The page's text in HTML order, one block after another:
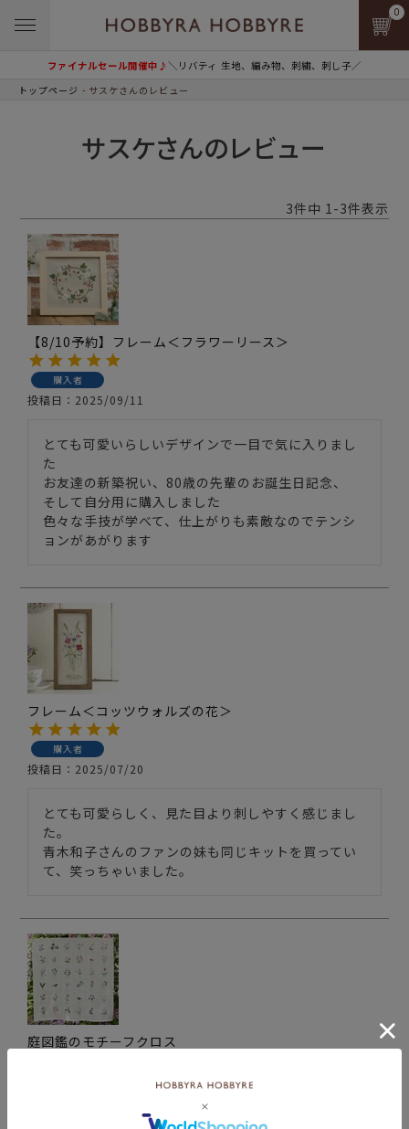
ファイナルセール開催中♪＼リバティ 生地、編み物、刺繍、刺し子／
0
トップページ サスケさんのレビュー
サスケさんのレビュー
3件中 1-3件表示
【8/10予約】フレーム＜フラワーリース＞
購入者
投稿日 2025/09/11
とても可愛いらしいデザインで一目で気に入りまし
た
お友達の新築祝い、80歳の先輩のお誕生日記念、
そして自分用に購入しました
色々な手技が学べて、仕上がりも素敵なのでテンシ
ョンがあがります
フレーム＜コッツウォルズの花＞
購入者
投稿日 2025/07/20
とても可愛らしく、見た目より刺しやすく感じまし
た。
青木和子さんのファンの妹も同じキットを買ってい
て、笑っちゃいました。
庭図鑑のモチーフクロス